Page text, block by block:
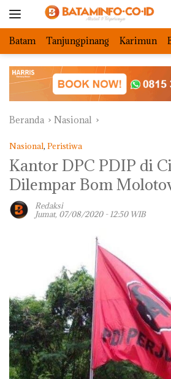
Batam Tanjungpinang Karimun
Beranda Nasional
Nasional, Peristiwa
Kantor DPC PDIP di
Dilempar Bom
Redaksi
Jumat, 07/08/2020 - 12:50 WIB